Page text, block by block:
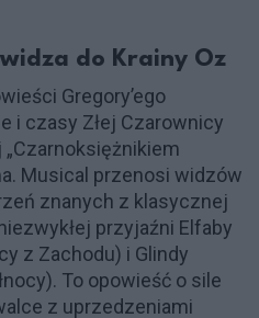
do Krainy Oz
Gregory’ego
i czasy Złej Czarownicy
Musical przenosi widzów
znanych z klasycznej
przyjaźni Elfaby
z Zachodu) i Glindy
To opowieść o sile
z uprzedzeniami